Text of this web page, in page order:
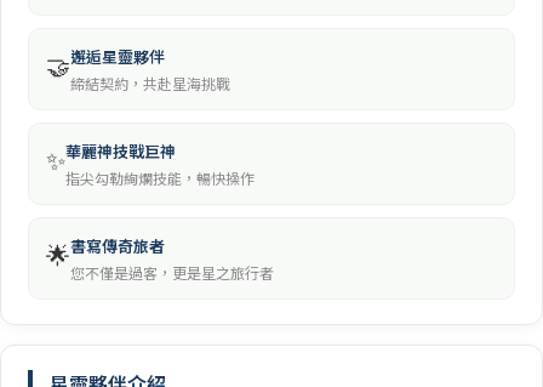
🤝邂逅星靈夥伴
締結契約，共赴星海挑戰
✨華麗神技戰巨神
指尖勾勒絢爛技能，暢快操作
🌟書寫傳奇旅者
您不僅是過客，更是星之旅行者